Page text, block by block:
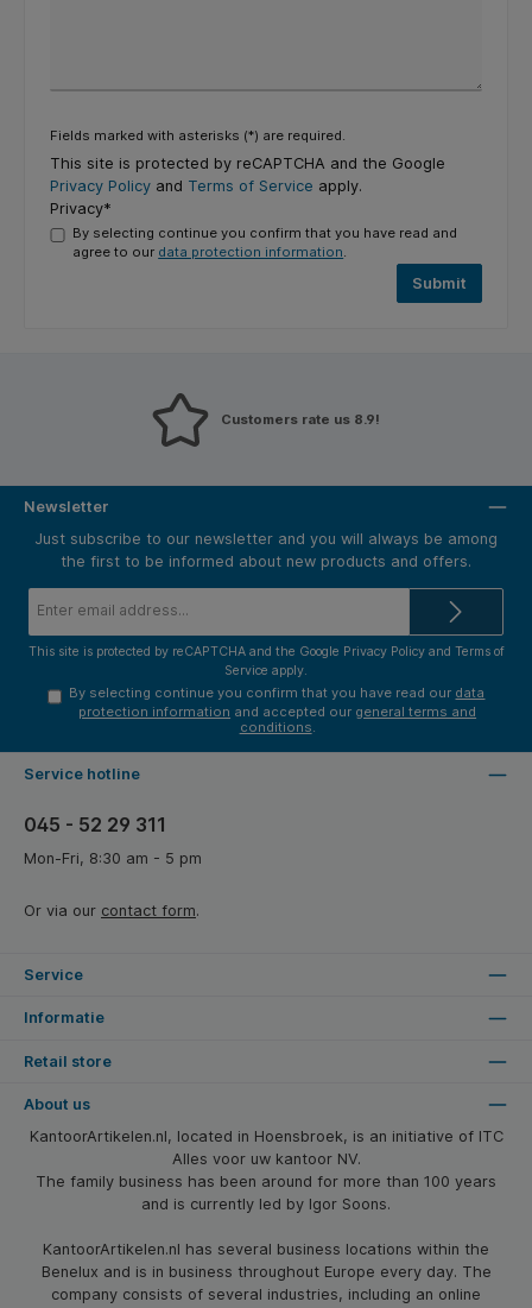
Fields marked with asterisks (*) are required.
This site is protected by reCAPTCHA and the Google
Privacy Policy and Terms of Service apply.
Privacy*
By selecting continue you confirm that you have read and
agree to our data protection information.
Submit
Customers rate us 8.9!
Newsletter
Just subscribe to our newsletter and you will always be among
the first to be informed about new products and offers.
This site is protected by reCAPTCHA and the Google Privacy Policyand Terms of
Service apply.
By selecting continue you confirm that you have read our data
protection information and accepted our general terms and
conditions
Service hotline
045 - 52 29 311
Mon-Fri, 8:30 am - 5 pm
Or via our contact form.
Service
Informatie
Retail store
About us
KantoorArtikelen.nl, located in Hoensbroek, is an initiative of ITC
Alles voor uw kantoor NV.
The family business has been around for more than 100 years
and is currently led by Igor Soons.
KantoorArtikelen.nl has several business locations within the
Benelux and is in business throughout Europe every day. The
company consists of several industries, including an online